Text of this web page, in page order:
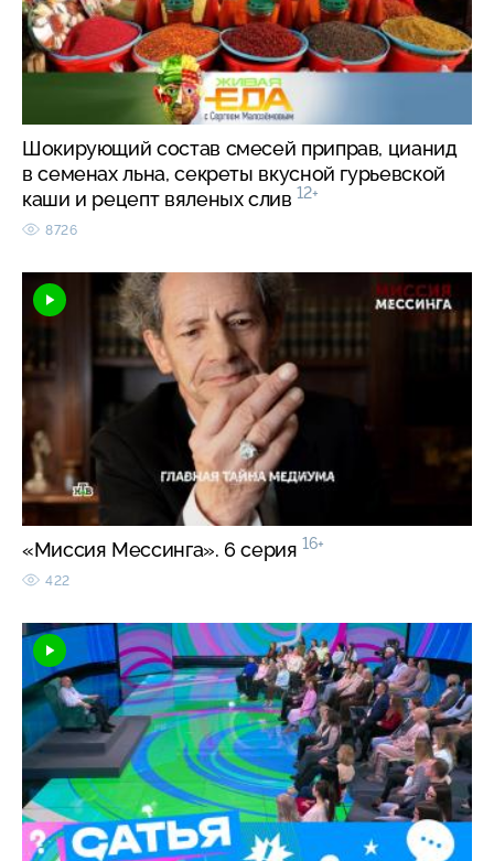
Шокирующий состав смесей приправ, цианид
в семенах льна, секреты вкусной гурьевской
каши и рецепт вяленых слив 12+
8726
«Миссия Мессинга». 6 серия 16+
422